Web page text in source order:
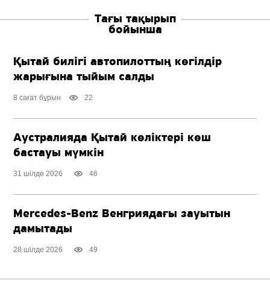
Тағы тақырып
бойынша
Қытай билігі автопилоттың көгілдір
жарығына тыйым салды
8 сағат бұрын 22
Аустралияда Қытай көліктері көш
бастауы мүмкін
31 шілде 2026 46
Mercedes-Benz Венгриядағы зауытын
дамытады
28 шілде 2026 49